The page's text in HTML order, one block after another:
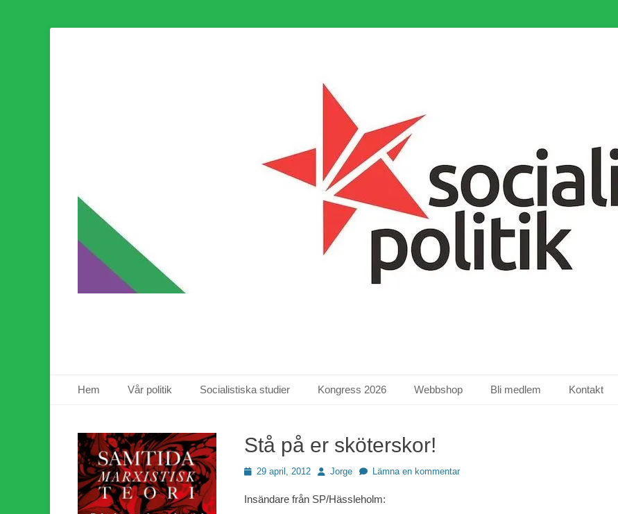
Primär meny
Hem Vår politik Socialistiska studier Kongress 2026 Webbshop Bli medlem Kontakt
Stå på er sköterskor!
Publicerad
29 april, 2012 Författare
Jorge Lämna en kommentar
Insändare från SP/Hässleholm: